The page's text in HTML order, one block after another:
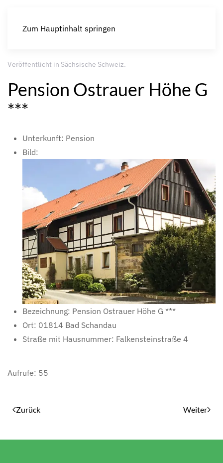
Zum Hauptinhalt springen
Veröffentlicht in Sächsische Schweiz.
Pension Ostrauer Höhe G
***
Unterkunft: Pension
Bild:
Bezeichnung: Pension Ostrauer Höhe G ***
Ort: 01814 Bad Schandau
Straße mit Hausnummer: Falkensteinstraße 4
Aufrufe: 55
Zurück Weiter